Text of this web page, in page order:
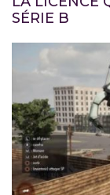
SÉRIE B